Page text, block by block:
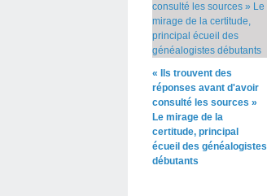
« Ils trouvent des
réponses avant d'avoir
consulté les sources »
Le mirage de la
certitude, principal
écueil des généalogistes
débutants